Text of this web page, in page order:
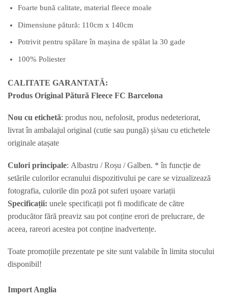
Foarte bună calitate, material fleece moale
Dimensiune pătură: 110cm x 140cm
Potrivit pentru spălare în mașina de spălat la 30 gade
100% Poliester
CALITATE GARANTATĂ:
Produs Original Pătură Fleece FC Barcelona
Nou cu etichetă: produs nou, nefolosit, produs nedeteriorat,
livrat în ambalajul original (cutie sau pungă) și/sau cu etichetele
originale atașate
Culori principale: Albastru / Roșu / Galben. * în funcție de
setările culorilor ecranului dispozitivului pe care se vizualizează
fotografia, culorile din poză pot suferi ușoare variații
Specificații: unele specificații pot fi modificate de către
producător fără preaviz sau pot conține erori de prelucrare, de
aceea, rareori acestea pot conține inadvertențe.
Toate promoțiile prezentate pe site sunt valabile în limita stocului
disponibil!
Import Anglia